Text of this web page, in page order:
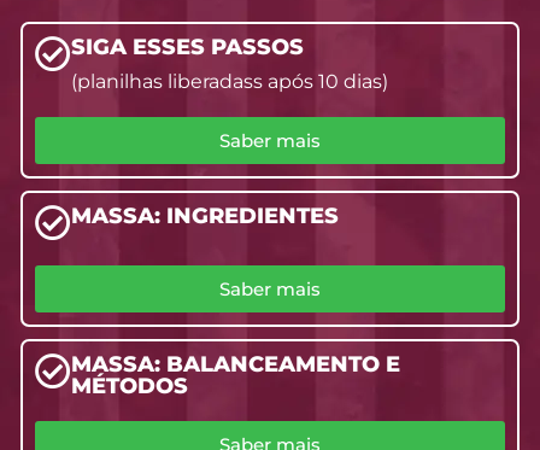
SIGA ESSES PASSOS
(planilhas liberadass após 10 dias)
Saber mais
MASSA: INGREDIENTES
Saber mais
MASSA: BALANCEAMENTO E
MÉTODOS
Saber mais